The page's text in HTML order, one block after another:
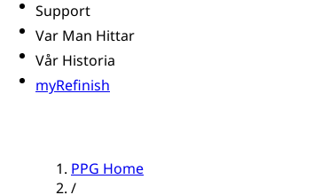
Support
Var Man Hittar
Vår Historia
myRefinish
PPG Home
/